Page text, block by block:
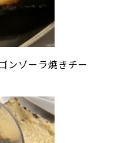
ンゾーラ焼きチー